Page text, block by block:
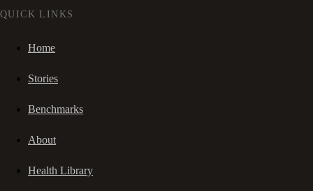
QUICK LINKS
Home
Stories
Benchmarks
About
Health Library